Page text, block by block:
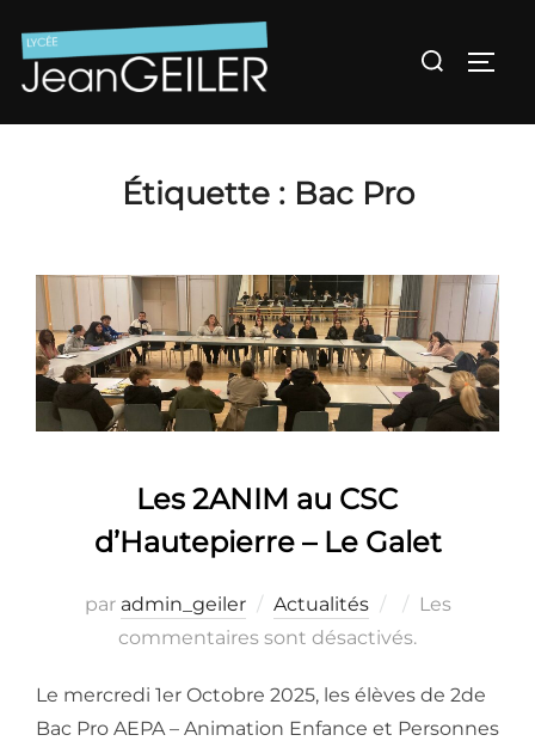
au
contenu
Rechercher :
Étiquette : Bac Pro
Les 2ANIM au CSC
d’Hautepierre – Le Galet
par admin_geiler Actualités
Publié
le
Les
commentaires sont désactivés.
Le mercredi 1er Octobre 2025, les élèves de 2de
Bac Pro AEPA – Animation Enfance et Personnes